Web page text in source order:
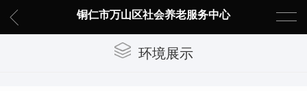
铜仁市万山区社会养老服务中心
环境展示